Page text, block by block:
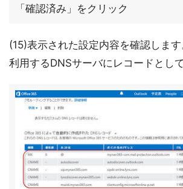
「確認済み」をクリック
(15)表示された設定内容を確認します
利用するDNSサーバにレコードとし